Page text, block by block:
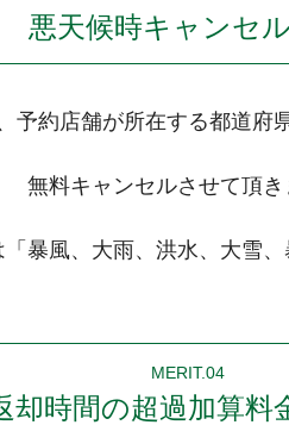
悪天候時キャンセ
予約店舗が所在する都道府
無料キャンセルさせて頂き
暴風、大雨、洪水、大雪、
MERIT.04
却時間の超過加算料